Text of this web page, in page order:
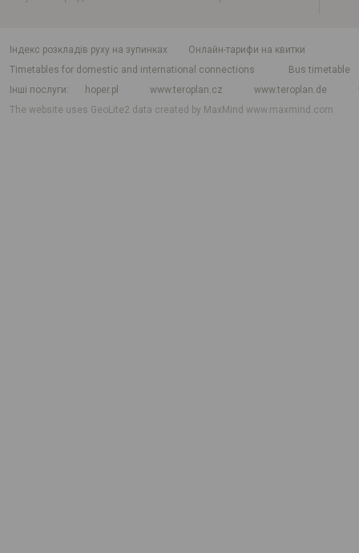
індекс розкладів руху на зупинках
Онлайн-тарифи на квитки
Timetables for domestic and international connections
Bus timetable
Інші послуги
hoper.pl www.teroplan.cz www.teroplan.de
The website uses GeoLite2 data created by MaxMindwww.maxmind.com